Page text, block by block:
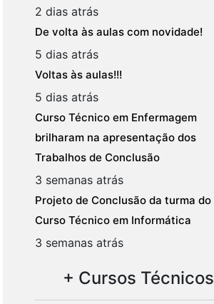
2 dias atrás
De volta às aulas com novidade!
5 dias atrás
Voltas às aulas!!!
5 dias atrás
Curso Técnico em Enfermagem
brilharam na apresentação dos
Trabalhos de Conclusão
3 semanas atrás
Projeto de Conclusão da turma do
Curso Técnico em Informática
3 semanas atrás
+ Cursos Técnicos